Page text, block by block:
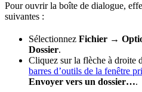
Pour ouvrir la boîte de dialogue,
suivantes :
Sélectionnez Fichier →
Dossier.
Cliquez sur la flèche à droite
barres d’outils de la fenêtre
Envoyer vers un dossier….